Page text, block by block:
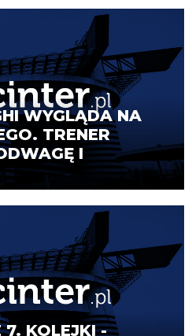
WYGLĄDA NA
TRENER
I
7. KOLEJKI -